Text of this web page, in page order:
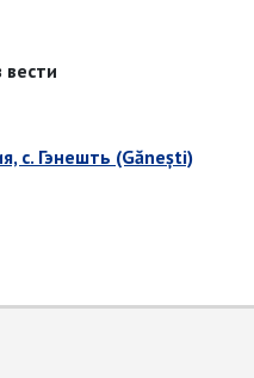
вести
с. Гэнешть (Gănești)